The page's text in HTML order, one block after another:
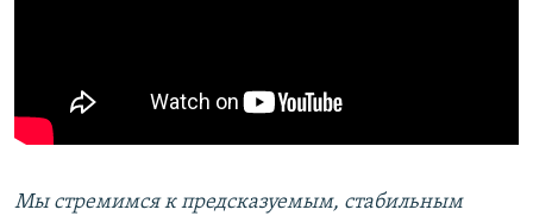
Мы стремимся к предсказуемым, стабильным